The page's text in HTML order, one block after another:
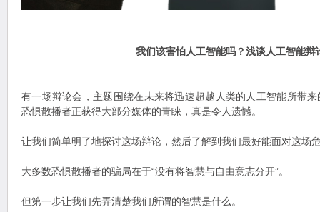
我们该害怕人工智能吗？浅谈人工智能辩
有一场辩论会，主题围绕在未来将迅速超越人类的人工智能所带
恐惧散播者正获得大部分媒体的青睐，真是令人遗憾。
让我们简单明了地探讨这场辩论，然后了解到我们最好能面对这场
大多数恐惧散播者的骗局在于“没有将智慧与自由意志分开”。
但第一步让我们先弄清楚我们所谓的智慧是什么。